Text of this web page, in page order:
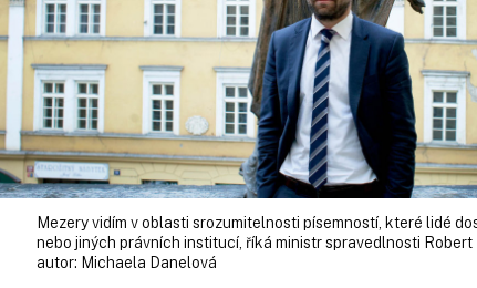
Mezery vidím v oblasti srozumitelnosti písemností, které lidé
nebo jiných právních institucí, říká ministr spravedlnosti Robert
autor: Michaela Danelová